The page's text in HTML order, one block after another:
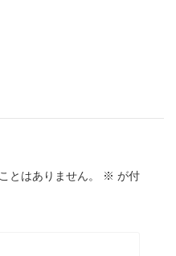
とはありません。 ※ が付